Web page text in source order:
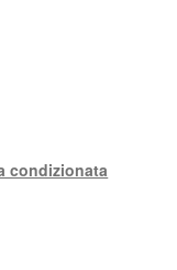
condizionata